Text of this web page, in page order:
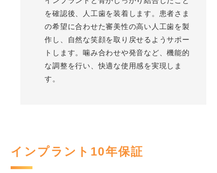
を確認後、人工歯を装着します。患者さま
の希望に合わせた審美性の高い人工歯を製
作し、自然な笑顔を取り戻せるようサポー
トします。噛み合わせや発音など、機能的
な調整を行い、快適な使用感を実現しま
す。
インプラント10年保証